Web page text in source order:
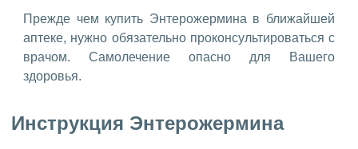
Прежде чем купить Энтерожермина в ближайшей
аптеке, нужно обязательно проконсультироваться с
врачом. Самолечение опасно для Вашего
здоровья.
Инструкция Энтерожермина